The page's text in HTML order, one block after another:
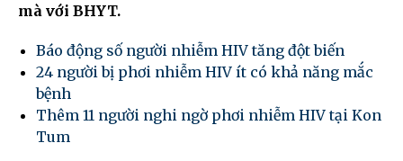
mà với BHYT.
Báo động số người nhiễm HIV tăng đột biến
24 người bị phơi nhiễm HIV ít có khả năng mắc
bệnh
Thêm 11 người nghi ngờ phơi nhiễm HIV tại Kon
Tum